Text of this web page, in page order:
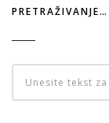
PRETRAŽIVANJE…